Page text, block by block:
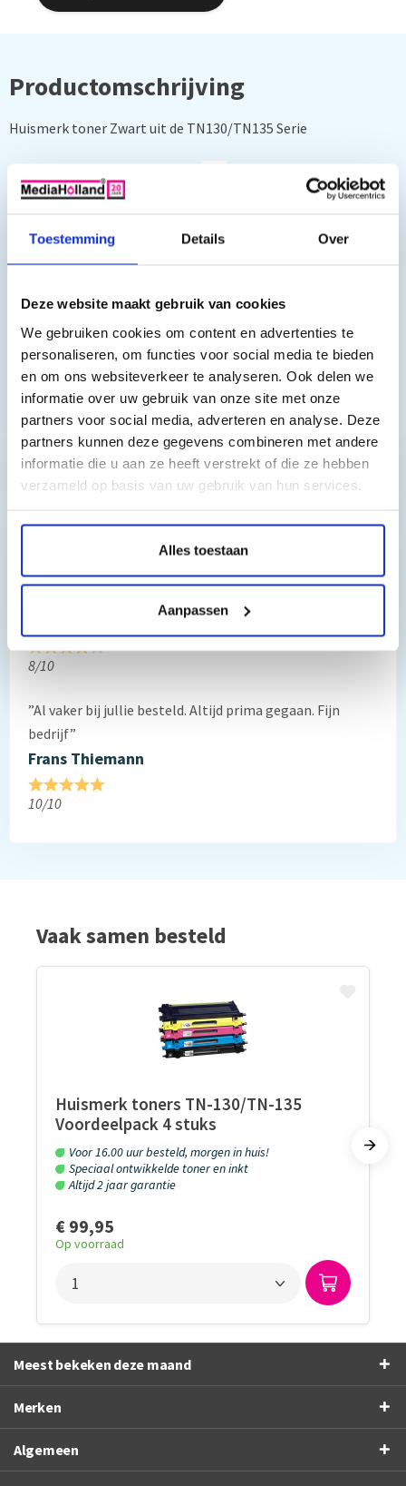
Toestemming Details Over
Deze website maakt gebruik van cookies
We gebruiken cookies om content en advertenties te
personaliseren, om functies voor social media te bieden
en om ons websiteverkeer te analyseren. Ook delen we
informatie over uw gebruik van onze site met onze
partners voor social media, adverteren en analyse. Deze
partners kunnen deze gegevens combineren met andere
informatie die u aan ze heeft verstrekt of die ze hebben
verzameld op basis van uw gebruik van hun services.
Alles toestaan
Aanpassen
Productomschrijving
Huismerk toner Zwart uit de TN130/TN135 Serie
Capaciteit TN-130/135 Cyaan:
Brother HL-4040, 4040CN, 4050CN, 4050CDN, 4070CDW,
MFC9440CN, MFC9840CDW, DCP9040CN, DCP9045CDN, 9045CN
Toch nog een vraag?
Hebt u vragen bij het artikel?
Reviews van klanten…
Gauke Wijnmaalen
8/10
”Al vaker bij jullie besteld. Altijd prima gegaan. Fijn
bedrijf”
Frans Thiemann
10/10
Vaak samen besteld
Huismerk toners TN-130/TN-135
Voordeelpack 4 stuks
Voor 16.00 uur besteld, morgen in huis!
Speciaal ontwikkelde toner en inkt
Altijd 2 jaar garantie
€ 99,95
Op voorraad
Meest bekeken deze maand
Merken
Algemeen